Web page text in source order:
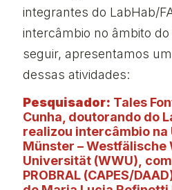
integrantes do LabHab/
intercâmbio no âmbito do
seguir, apresentamos
dessas atividades:
Pesquisador: Tales
Cunha, doutorando do
realizou intercâmbio
Münster – Westfälische
Universität (WWU),
PROBRAL (CAPES/